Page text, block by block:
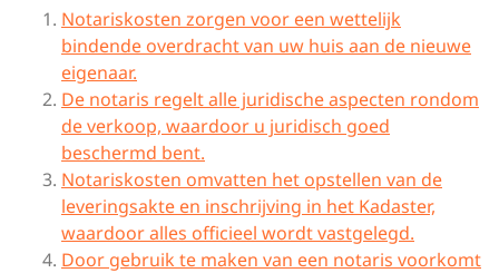
Notariskosten zorgen voor een wettelijk
bindende overdracht van uw huis aan de nieuwe
eigenaar.
De notaris regelt alle juridische aspecten rondom
de verkoop, waardoor u juridisch goed
beschermd bent.
Notariskosten omvatten het opstellen van de
leveringsakte en inschrijving in het Kadaster,
waardoor alles officieel wordt vastgelegd.
Door gebruik te maken van een notaris voorkomt